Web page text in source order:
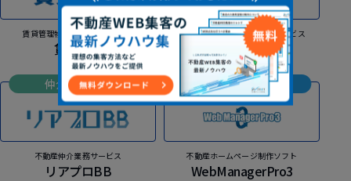
賃貸管理物件総合管理システム
賃貸革命
入居者コミュニケーションサービス
くらサポコネクト
仲介業務支援
不動産仲介業務サービス
リアプロBB
Web集客支援
不動産ホームページ制作ソフト
WebManagerPro3